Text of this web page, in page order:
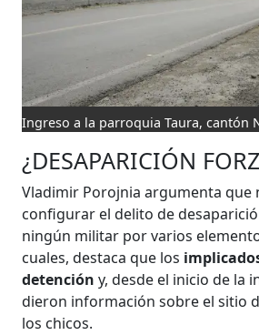
Ingreso a la parroquia Taura, cantón
¿DESAPARICIÓN
Vladimir Porojnia argumenta que
configurar el delito de
ningún militar por varios
cuales, destaca que los
detención y, desde el inicio de la
dieron información sobre el sitio
los chicos.